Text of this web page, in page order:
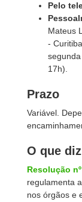
Pelo
Mateus
-
17h).
Prazo
Variável.
O que
Resolução
regulamenta
nos órgãos e